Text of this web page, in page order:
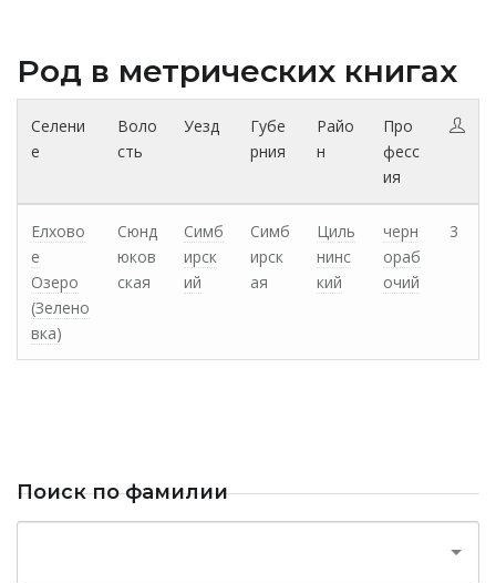
Род в метрических книгах
Селени
е
Воло
сть
Уезд
Губе
рния
Райо
н
Про
фесс
ия
Елхово
е
Озеро
(Зелено
вка)
Сюнд
юков
ская
Симб
ирск
ий
Симб
ирск
ая
Циль
нинс
кий
черн
ораб
очий
3
Поиск по фамилии